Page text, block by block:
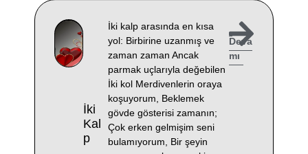
İki
Kal
P
İki kalp arasında en kısa
yol: Birbirine uzanmış ve
zaman zaman Ancak
parmak uçlarıyla değebilen
İki kol Merdivenlerin oraya
koşuyorum, Beklemek
gövde gösterisi zamanın;
Çok erken gelmişim seni
bulamıyorum, Bir şeyin
Deva
mı